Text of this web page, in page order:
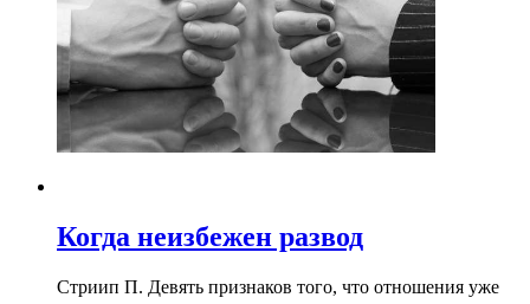
Когда неизбежен развод
Стриип П. Девять признаков того, что отношения уже